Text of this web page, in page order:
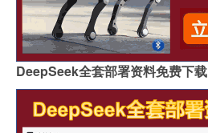
DeepSeek全套部署资料免费下载